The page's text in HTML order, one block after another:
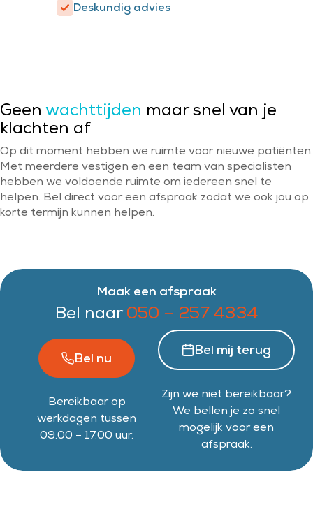
Deskundig advies
Geen wachttijden maar snel van je
klachten af
Op dit moment hebben we ruimte voor nieuwe patiënten.
Met meerdere vestigen en een team van specialisten
hebben we voldoende ruimte om iedereen snel te
helpen. Bel direct voor een afspraak zodat we ook jou op
korte termijn kunnen helpen.
Maak een afspraak
Bel naar 050 – 257 4334
Bel nu
Bereikbaar op
werkdagen tussen
09.00 – 17.00 uur.
Bel mij terug
Zijn we niet bereikbaar?
We bellen je zo snel
mogelijk voor een
afspraak.